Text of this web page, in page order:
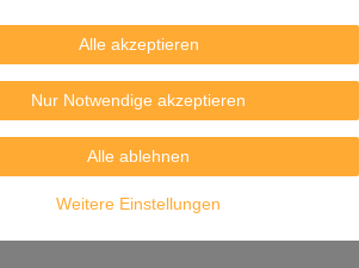
Alle akzeptieren
Nur Notwendige akzeptieren
Alle ablehnen
Weitere Einstellungen